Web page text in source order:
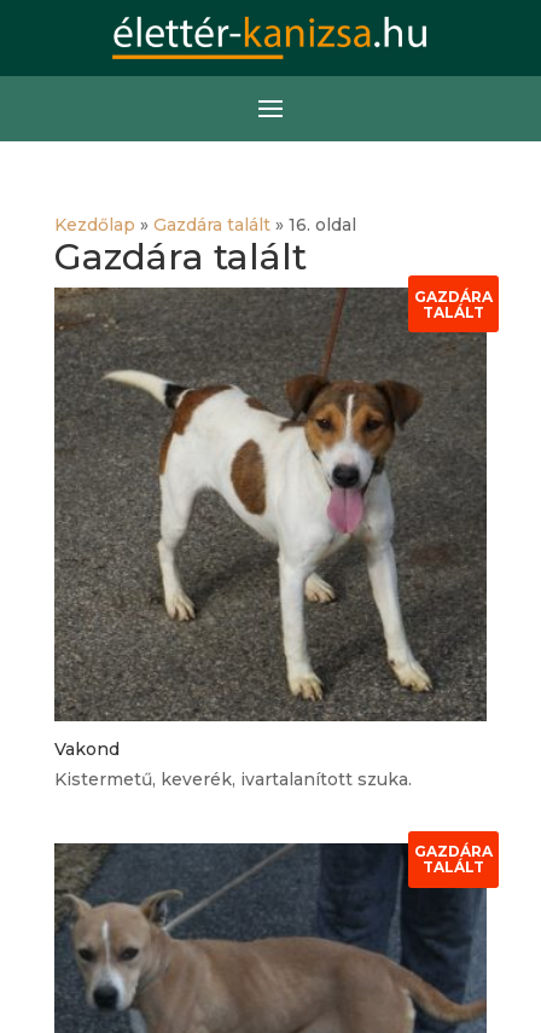
Kezdőlap » Gazdára talált» 16. oldal
Gazdára talált
GAZDÁRA
TALÁLT
Vakond
Kistermetű, keverék, ivartalanított szuka.
GAZDÁRA
TALÁLT